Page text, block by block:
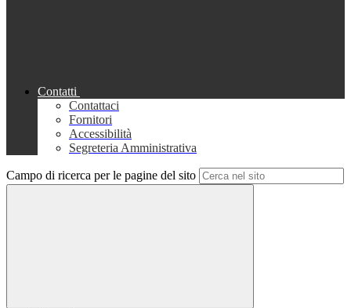
Contatti
Contattaci
Fornitori
Accessibilità
Segreteria Amministrativa
Campo di ricerca per le pagine del sito